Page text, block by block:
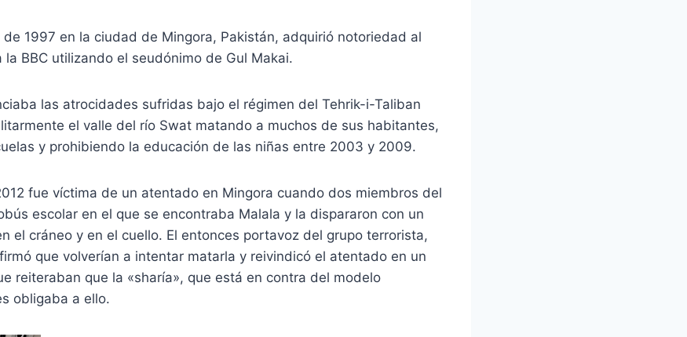
de 1997 en la ciudad de Mingora, Pakistán, adquirió notoriedad al
BBC utilizando el seudónimo de Gul Makai.
las atrocidades sufridas bajo el régimen del Tehrik-i-Taliban
el valle del río Swat matando a muchos de sus habitantes,
y prohibiendo la educación de las niñas entre 2003 y 2009.
fue víctima de un atentado en Mingora cuando dos miembros del
escolar en el que se encontraba Malala y la dispararon con un
el cráneo y en el cuello. El entonces portavoz del grupo terrorista,
que volverían a intentar matarla y reivindicó el atentado en un
reiteraban que la «sharía», que está en contra del modelo
obligaba a ello.